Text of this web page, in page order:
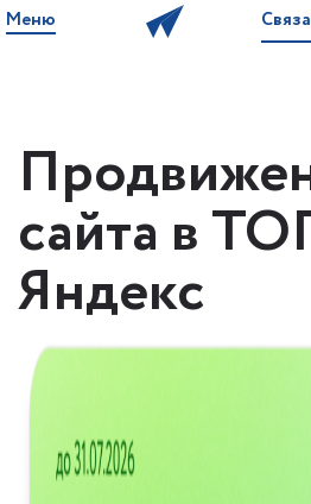
Меню
сайта в
Яндекс